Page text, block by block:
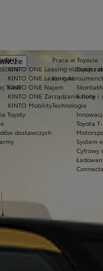
Praca w Toyocie
Dołącz
Kontakt
Salony i
Technologie
Toyota
System
Cyfrowy
ONE
KINTO ONE Leasing niższych rat
KINTO ONE Leasing
KINTO ONE Najem
KINTO ONE Zarządzanie flotą
KINTO Mobility
Trade
Toyoty
dostawczych